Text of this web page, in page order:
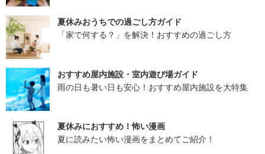
夏休みおうちでの過ごし方ガイド
「家で何する？」を解決！おすすめの過ごし方
おすすめ屋内施設・室内遊び場ガイド
雨の日も暑い日も安心！おすすめ屋内施設を大特集
夏休みにおすすめ！怖い漫画
夏に読みたい怖い漫画をまとめてご紹介！